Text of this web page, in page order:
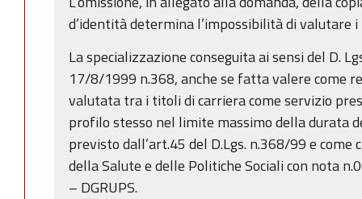
d’identità determina l’impossibilità di valutare
La specializzazione conseguita ai sensi del D.
17/8/1999 n.368, anche se fatta valere come
valutata tra i titoli di carriera come servizio
profilo stesso nel limite massimo della durata
previsto dall’art.45 del D.Lgs. n.368/99 e
della Salute e delle Politiche Sociali con nota
– DGRUPS.